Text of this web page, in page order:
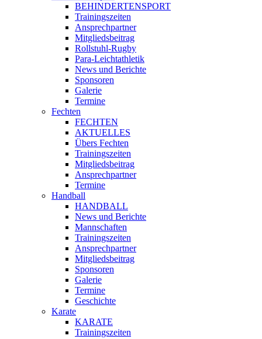
BEHINDERTENSPORT
Trainingszeiten
Ansprechpartner
Mitgliedsbeitrag
Rollstuhl-Rugby
Para-Leichtathletik
News und Berichte
Sponsoren
Galerie
Termine
Fechten
FECHTEN
AKTUELLES
Übers Fechten
Trainingszeiten
Mitgliedsbeitrag
Ansprechpartner
Termine
Handball
HANDBALL
News und Berichte
Mannschaften
Trainingszeiten
Ansprechpartner
Mitgliedsbeitrag
Sponsoren
Galerie
Termine
Geschichte
Karate
KARATE
Trainingszeiten